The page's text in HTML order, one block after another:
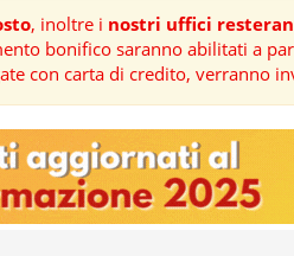
, inoltre i nostri uffici
bonifico saranno abilitati a
con carta di credito, verranno